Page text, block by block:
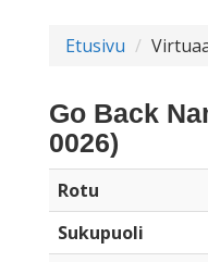
Etusivu
Go Back
0026)
Rotu
Sukupuoli